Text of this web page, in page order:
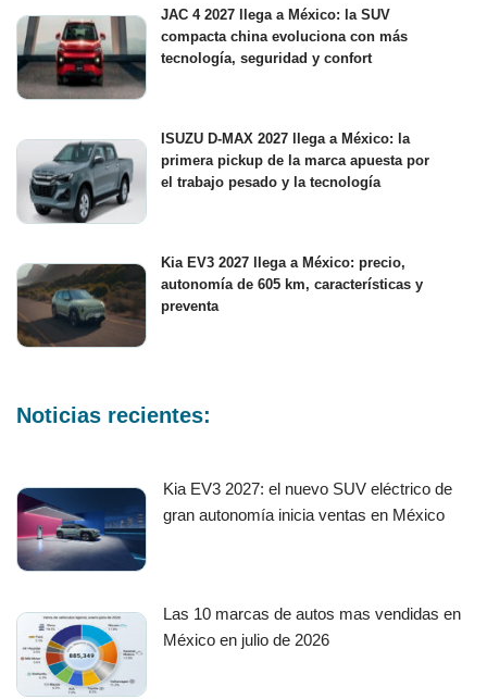
JAC 4 2027 llega a México: la SUV
compacta china evoluciona con más
tecnología, seguridad y confort
ISUZU D-MAX 2027 llega a México: la
primera pickup de la marca apuesta por
el trabajo pesado y la tecnología
Kia EV3 2027 llega a México: precio,
autonomía de 605 km, características y
preventa
Noticias recientes:
Kia EV3 2027: el nuevo SUV eléctrico de
gran autonomía inicia ventas en México
Las 10 marcas de autos mas vendidas en
México en julio de 2026